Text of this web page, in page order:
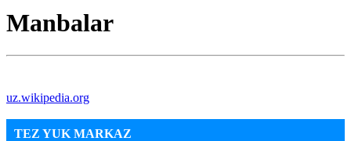
Manbalar
uz.wikipedia.org
TEZ YUK MARKAZ